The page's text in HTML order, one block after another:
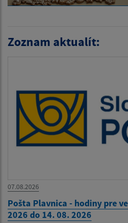
Zoznam aktualít:
07.08.2026
Pošta Plavnica - hodiny pre
2026 do 14. 08. 2026